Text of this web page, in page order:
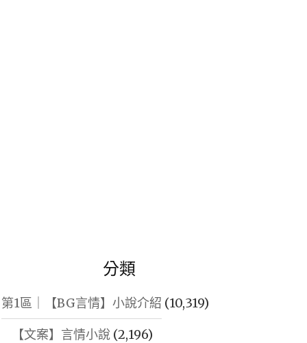
分類
第1區｜【BG言情】小說介紹 (10,319)
【文案】言情小說(2,196)